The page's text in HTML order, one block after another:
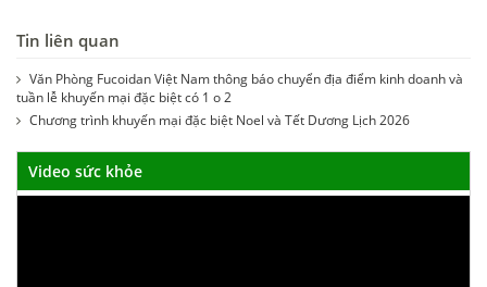
Tin liên quan
Văn Phòng Fucoidan Việt Nam thông báo chuyển địa điểm kinh doanh và
tuần lễ khuyến mại đặc biệt có 1 o 2
Chương trình khuyến mại đặc biệt Noel và Tết Dương Lịch 2026
Video sức khỏe